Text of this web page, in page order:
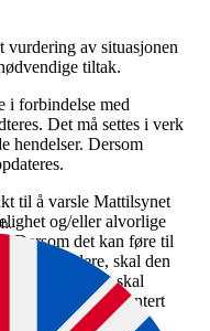
av situasjonen
tiltak.
i forbindelse med
Det må settes i verk
hendelser. Dersom
til å varsle Mattilsynet
og/eller alvorlige
Dersom det kan føre til
å leve videre, skal den
Påkjent fisk skal
bruk av dokumentert